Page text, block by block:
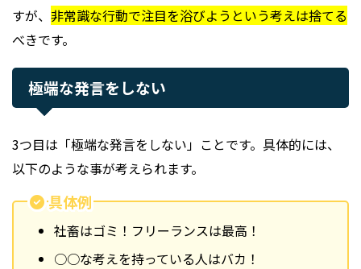
すが、 非常識な行動で注目を浴びようという考えは捨てる
べきです。
極端な発言をしない
3つ目は「極端な発言をしない」ことです。具体的には、
以下のような事が考えられます。
具体例
社畜はゴミ！フリーランスは最高！
○○な考えを持っている人はバカ！